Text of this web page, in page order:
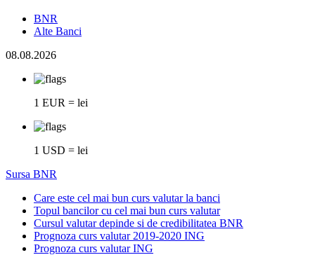
BNR
Alte Banci
08.08.2026
1 EUR = lei
1 USD = lei
Sursa BNR
Care este cel mai bun curs valutar la banci
Topul bancilor cu cel mai bun curs valutar
Cursul valutar depinde si de credibilitatea BNR
Prognoza curs valutar 2019-2020 ING
Prognoza curs valutar ING